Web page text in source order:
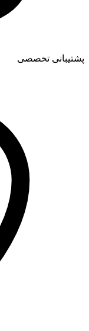
پشتیبانی تخصصی